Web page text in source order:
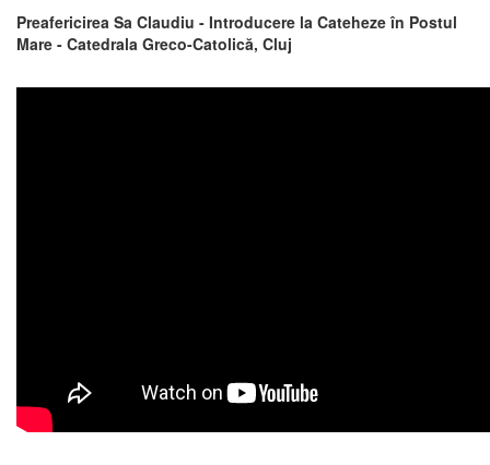
Preafericirea Sa Claudiu - Introducere la Cateheze în Postul
Mare - Catedrala Greco-Catolică, Cluj